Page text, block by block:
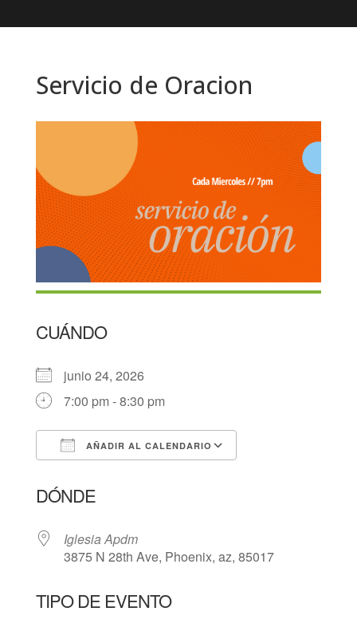
Servicio de Oracion
CUÁNDO
junio 24, 2026
7:00 pm - 8:30 pm
AÑADIR AL CALENDARIO
DÓNDE
Iglesia Apdm
3875 N 28th Ave, Phoenix, az, 85017
TIPO DE EVENTO